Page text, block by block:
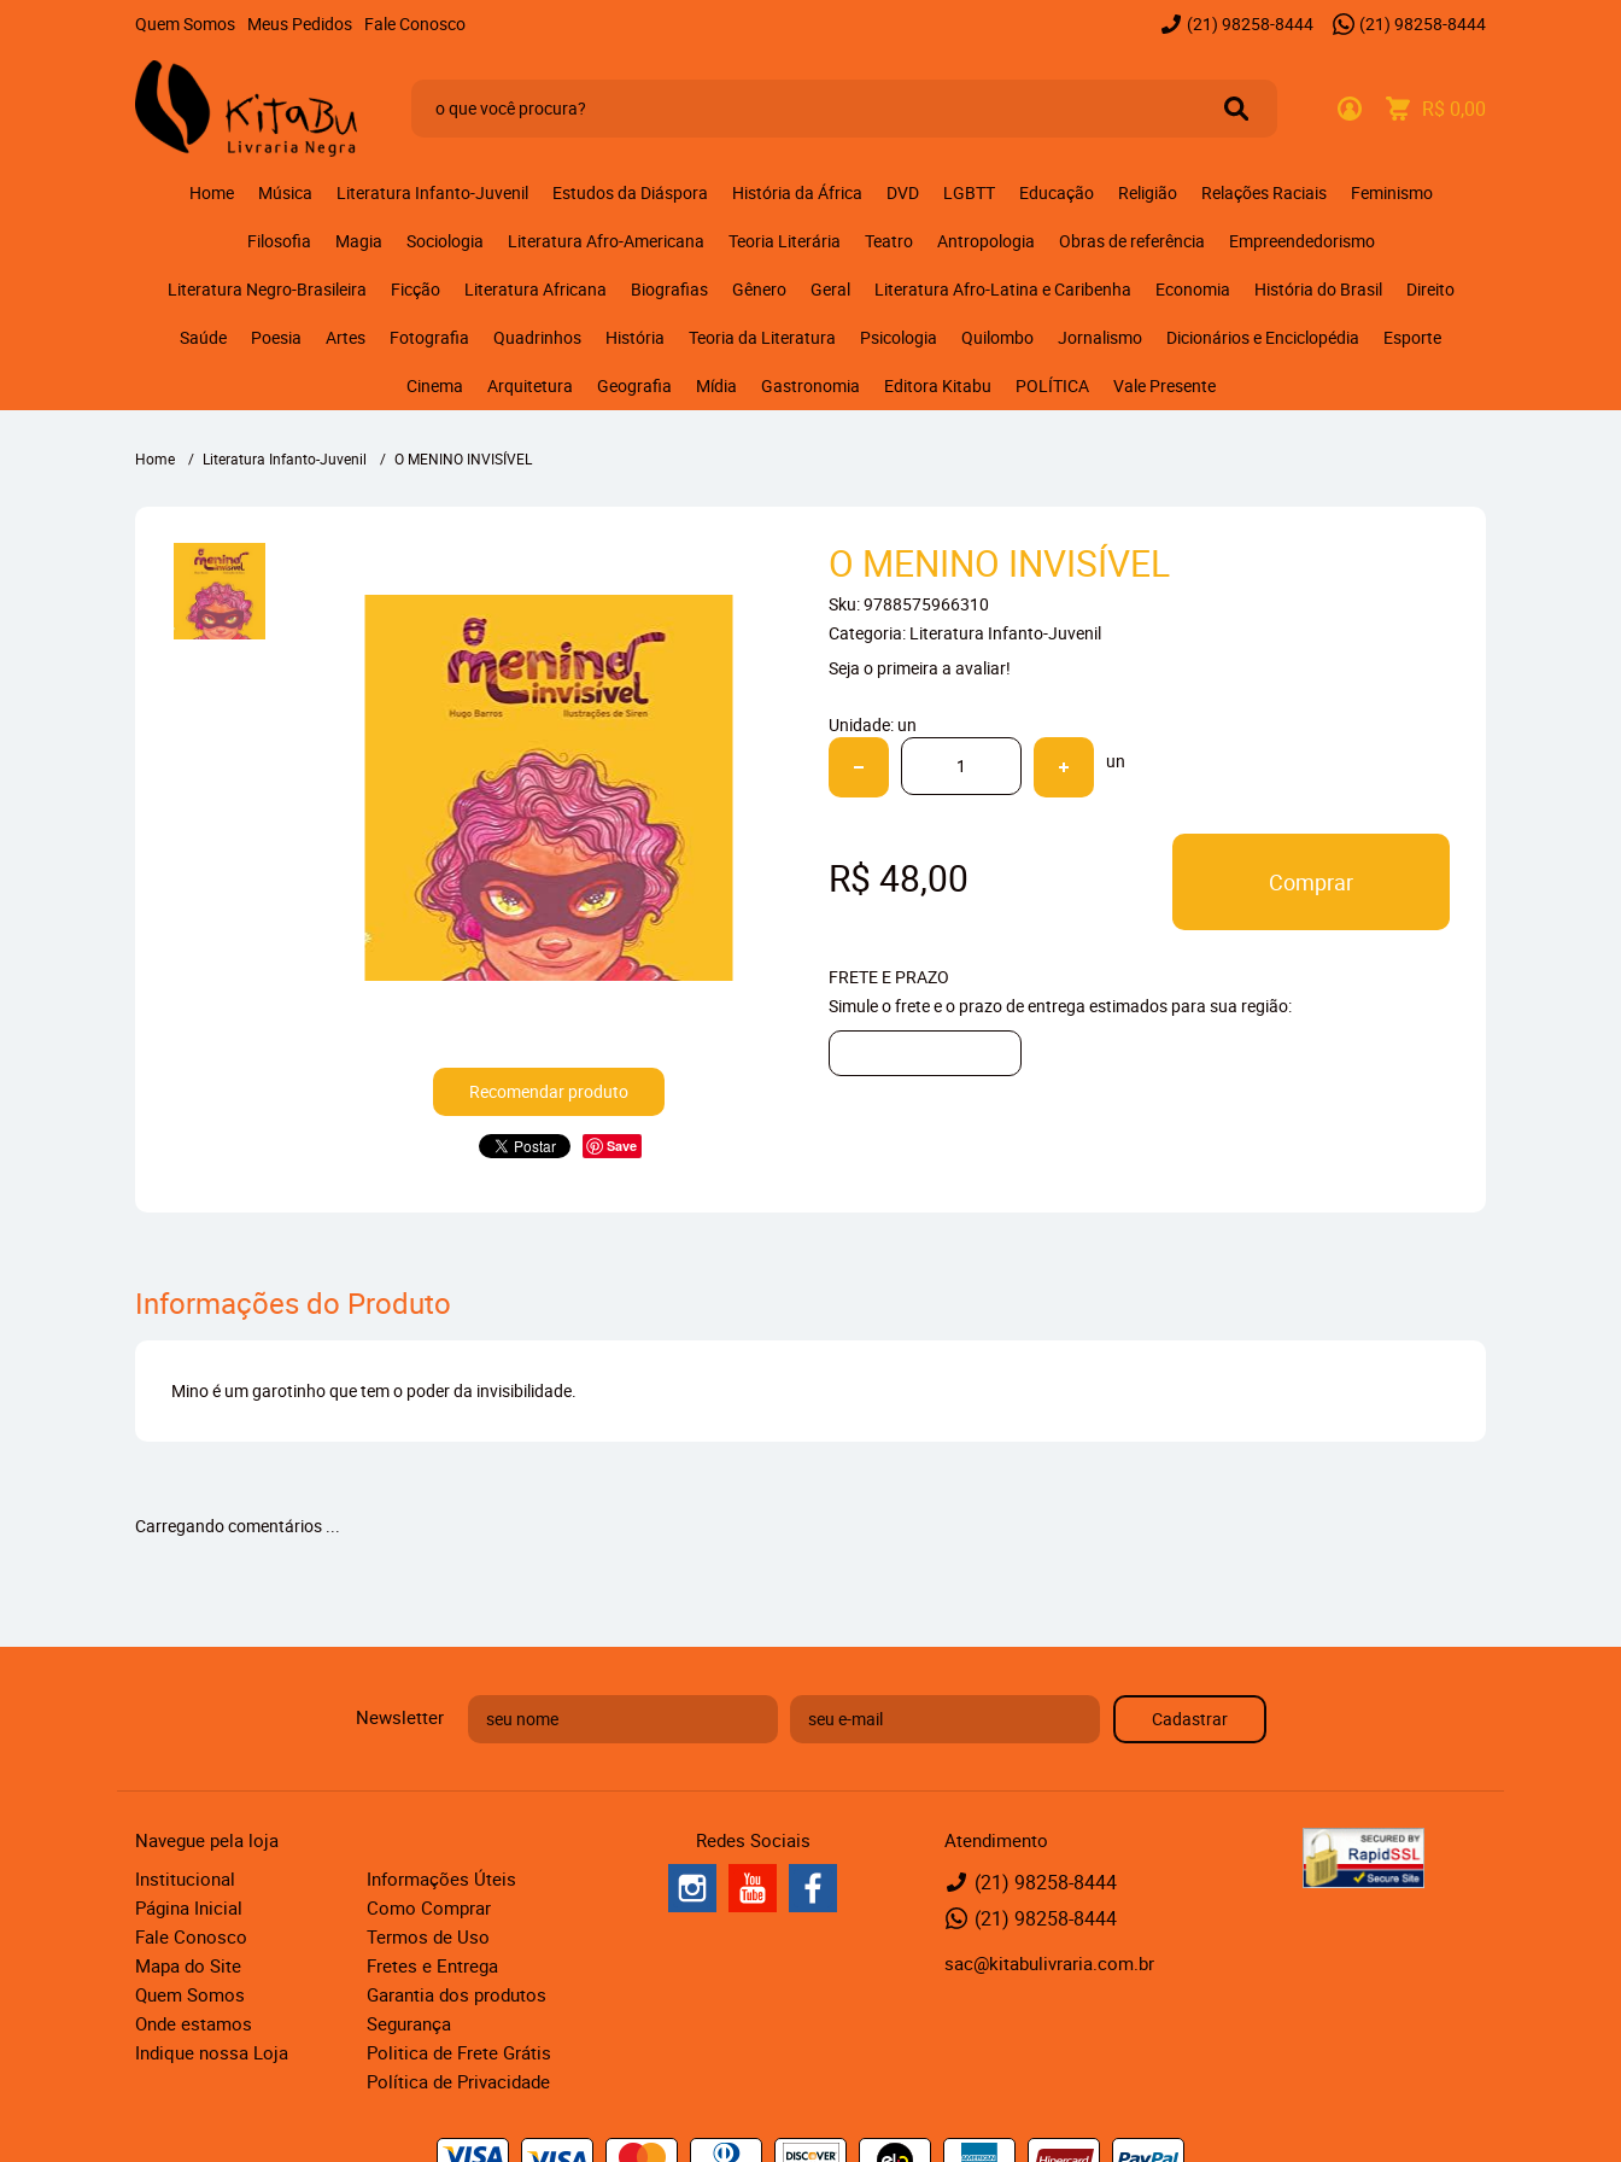
Quem Somos Meus Pedidos Fale Conosco (21) 98258-8444 (21) 98258-8444
R$ 0,00
Home Música Literatura Infanto-Juvenil Estudos da Diáspora História da África DVD LGBTT Educação Religião Relações Raciais Feminismo
Filosofia Magia Sociologia Literatura Afro-Americana Teoria Literária Teatro Antropologia Obras de referência Empreendedorismo
Literatura Negro-Brasileira Ficção Literatura Africana Biografias Gênero Geral Literatura Afro-Latina e Caribenha Economia História do Brasil Direito
Saúde Poesia Artes Fotografia Quadrinhos História Teoria da Literatura Psicologia Quilombo Jornalismo Dicionários e Enciclopédia Esporte
Cinema Arquitetura Geografia Mídia Gastronomia Editora Kitabu POLÍTICA Vale Presente
Home Literatura Infanto-Juvenil O MENINO INVISÍVEL
Recomendar produto
Save
O MENINO INVISÍVEL
Sku:9788575966310
Categoria: Literatura Infanto-Juvenil
Seja o primeira a avaliar!
Unidade: un
un
R$ 48,00 Comprar
FRETE E PRAZO
Simule o frete e o prazo de entrega estimados para sua região:
Informações do Produto
Mino é um garotinho que tem o poder da invisibilidade.
Carregando comentários ...
Newsletter Cadastrar
Navegue pela loja
Institucional
Página Inicial
Fale Conosco
Mapa do Site
Quem Somos
Onde estamos
Indique nossa Loja
Informações Úteis
Como Comprar
Termos de Uso
Fretes e Entrega
Garantia dos produtos
Segurança
Politica de Frete Grátis
Política de Privacidade
Redes Sociais Atendimento
(21) 98258-8444
(21) 98258-8444
sac@kitabulivraria.com.br